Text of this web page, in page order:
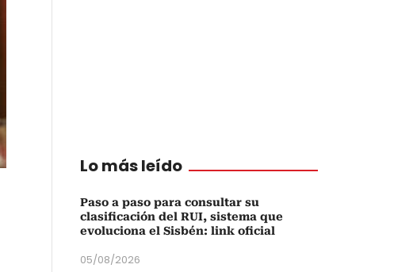
Lo más leído
Paso a paso para consultar su
clasificación del RUI, sistema que
evoluciona el Sisbén: link oficial
05/08/2026